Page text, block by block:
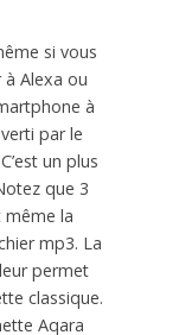
si vous
à Alexa ou
à
par le
un plus
que 3
même la
mp3. La
permet
classique.
Aqara